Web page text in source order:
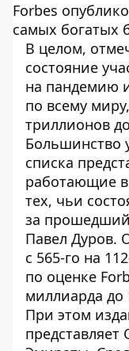
Forbes
самых богатых
В целом,
состояние
на пандемию
по всему
триллионов
Большинство
списка
работающие в
тех, чьи
за прошедший
Павел Дуров.
с 565-го на
по оценке
миллиарда до
При этом